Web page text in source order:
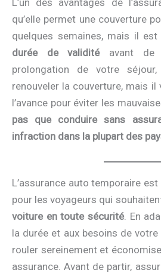
L’un des avantages de
qu’elle permet une couverture
quelques semaines, mais il
durée de validitéavant de
prolongation de votre
renouveler la couverture, mais il
l’avance pour éviter les
pas que conduire sans
infraction dans la plupart des
L’assurance auto temporaire est
pour les voyageurs qui
voiture en toute sécurité. En
la durée et aux besoins de votre
rouler sereinement et
assurance. Avant de partir,